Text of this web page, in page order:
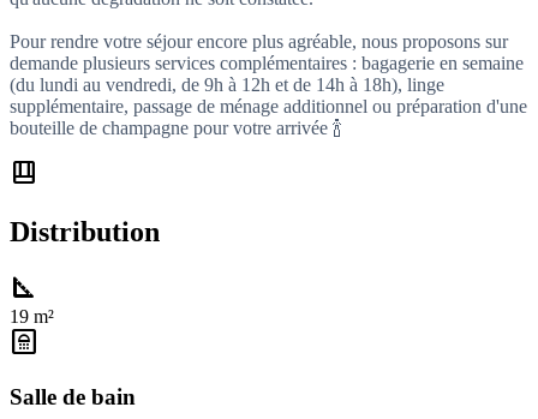
Pour rendre votre séjour encore plus agréable, nous proposons sur
demande plusieurs services complémentaires : bagagerie en semaine
(du lundi au vendredi, de 9h à 12h et de 14h à 18h), linge
supplémentaire, passage de ménage additionnel ou préparation d'une
bouteille de champagne pour votre arrivée 🍾
shelf_position
Distribution
square_foot
19 m²
bathroom
Salle de bain